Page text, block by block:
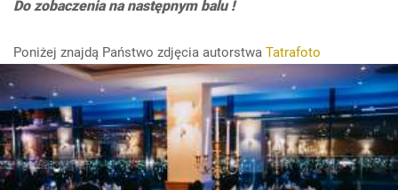
Do zobaczenia na następnym balu !
Poniżej znajdą Państwo zdjęcia autorstwa Tatrafoto